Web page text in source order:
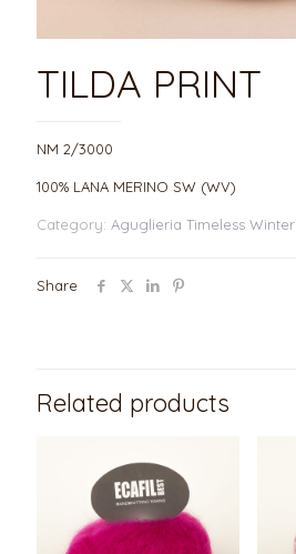
TILDA PRINT
NM 2/3000
100% LANA MERINO SW (WV)
Category: Aguglieria Timeless Winter
Share
Related products